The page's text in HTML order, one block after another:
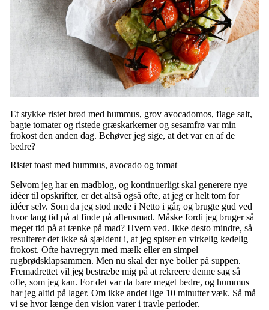
Et stykke ristet brød med hummus, grov avocadomos, flage salt,
bagte tomaterog ristede græskarkerner og sesamfrø var min
frokost den anden dag. Behøver jeg sige, at det var en af de
bedre?
Ristet toast med hummus, avocado og tomat
Selvom jeg har en madblog, og kontinuerligt skal generere nye
idéer til opskrifter, er det altså også ofte, at jeg er helt tom for
idéer selv. Som da jeg stod nede i Netto i går, og brugte gud ved
hvor lang tid på at finde på aftensmad. Måske fordi jeg bruger så
meget tid på at tænke på mad? Hvem ved. Ikke desto mindre, så
resulterer det ikke så sjældent i, at jeg spiser en virkelig kedelig
frokost. Ofte havregryn med mælk eller en simpel
rugbrødsklapsammen. Men nu skal der nye boller på suppen.
Fremadrettet vil jeg bestræbe mig på at rekreere denne sag så
ofte, som jeg kan. For det var da bare meget bedre, og hummus
har jeg altid på lager. Om ikke andet lige 10 minutter væk. Så må
vi se hvor længe den vision varer i travle perioder.